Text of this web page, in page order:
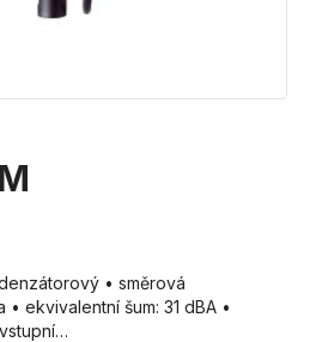
• směrová
ekvivalentní šum: 31 dBA •